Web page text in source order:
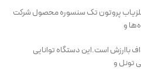
فلزیاب پروتون تک سنسوره محصول شرکت
باارزش است.این دستگاه توانایی
تونل و